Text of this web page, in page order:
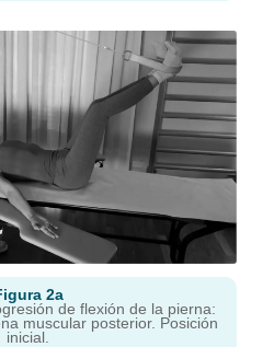
2a
de flexión de la pierna:
muscular posterior. Posición
inicial.